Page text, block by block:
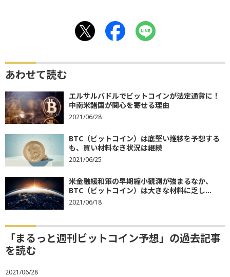
あわせて読む
エルサルバドルでビットコインが法定通貨に！
中南米諸国が関心を寄せる理由
2021/06/28
BTC（ビットコイン）は底堅い推移を予想する
も、買い材料なき状況は継続
2021/06/25
米金融緩和策の早期縮小観測が強まるなか、
BTC（ビットコイン）は大きな材料に乏し...
2021/06/18
「まるっと週刊ビットコイン予想」の過去記事
を読む
2021/06/28